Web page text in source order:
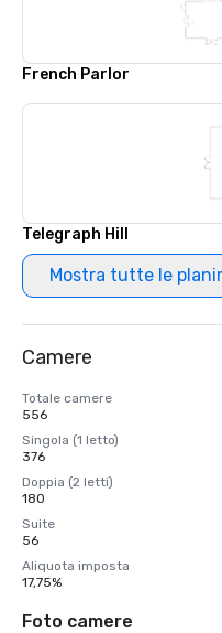
French Parlor
Telegraph Hill
Mostra tutte le
Camere
Totale camere
556
Singola (1 letto)
376
Doppia (2 letti)
180
Suite
56
Aliquota imposta
17,75%
Foto camere